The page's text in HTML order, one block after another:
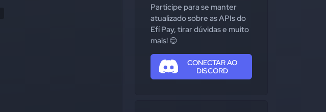
Participe para se manter
atualizado sobre as APIs do
Efí Pay, tirar dúvidas e muito
mais! 😊
CONECTAR AO
DISCORD